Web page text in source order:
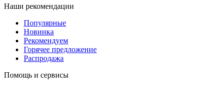
Наши рекомендации
Популярные
Новинка
Рекомендуем
Горячее предложение
Распродажа
Помощь и сервисы